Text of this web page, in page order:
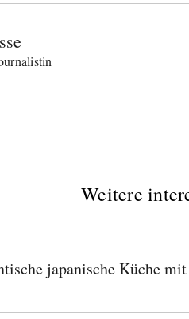
Weitere
japanische Küche